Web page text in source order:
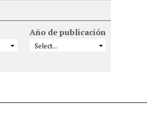
Año de publicación